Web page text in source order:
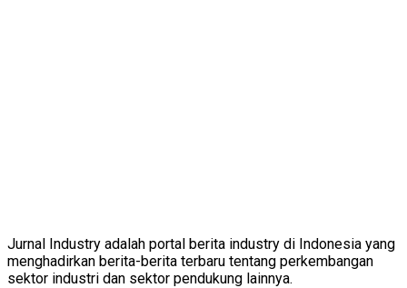
Jurnal Industry adalah portal berita industry di Indonesia yang
menghadirkan berita-berita terbaru tentang perkembangan
sektor industri dan sektor pendukung lainnya.